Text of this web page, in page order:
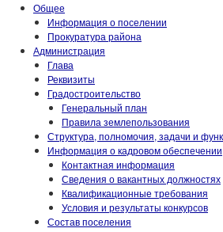
Общее
Информация о поселении
Прокуратура района
Администрация
Глава
Реквизиты
Градостроительство
Генеральный план
Правила землепользования
Структура, полномочия, задачи и
Информация о кадровом обеспечении
Контактная информация
Сведения о вакантных должностях
Квалификационные требования
Условия и результаты конкурсов
Состав поселения